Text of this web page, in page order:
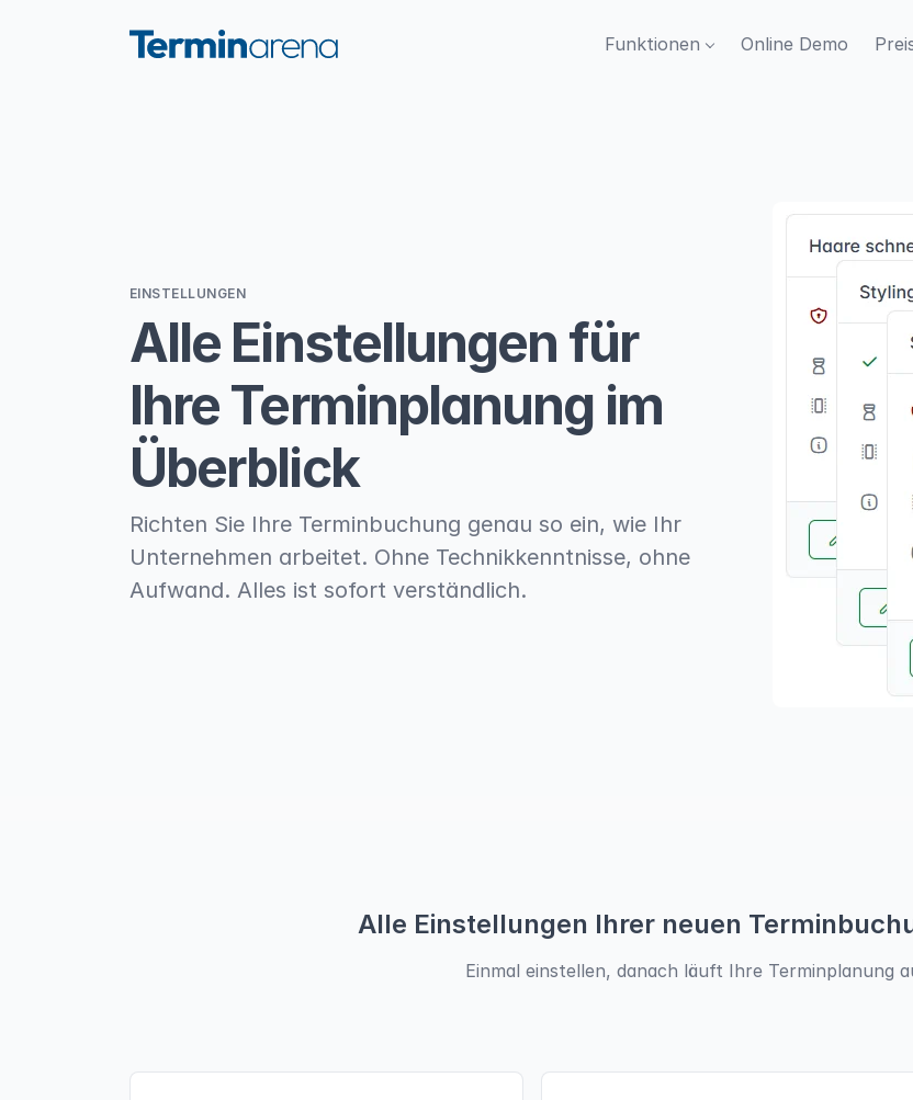
Funktionen Online Demo
EINSTELLUNGEN
Alle Einstellungen für
Ihre Terminplanung im
Überblick
Richten Sie Ihre Terminbuchung genau so ein, wie Ihr
Unternehmen arbeitet. Ohne Technikkenntnisse, ohne
Aufwand. Alles ist sofort verständlich.
Alle Einstellungen Ihrer neuen
Einmal einstellen, danach läuft Ihre Terminplanung